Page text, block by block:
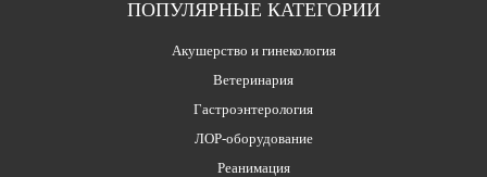
ПОПУЛЯРНЫЕ КАТЕГОРИИ
Акушерство и гинекология
Ветеринария
Гастроэнтерология
ЛОР-оборудование
Реанимация